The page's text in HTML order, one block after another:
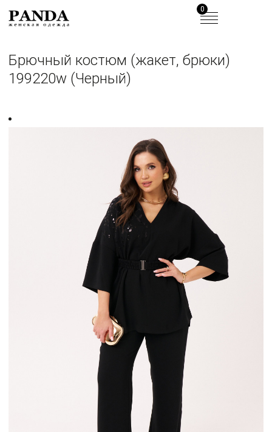
0
Брючный костюм (жакет, брюки)
199220w (Черный)